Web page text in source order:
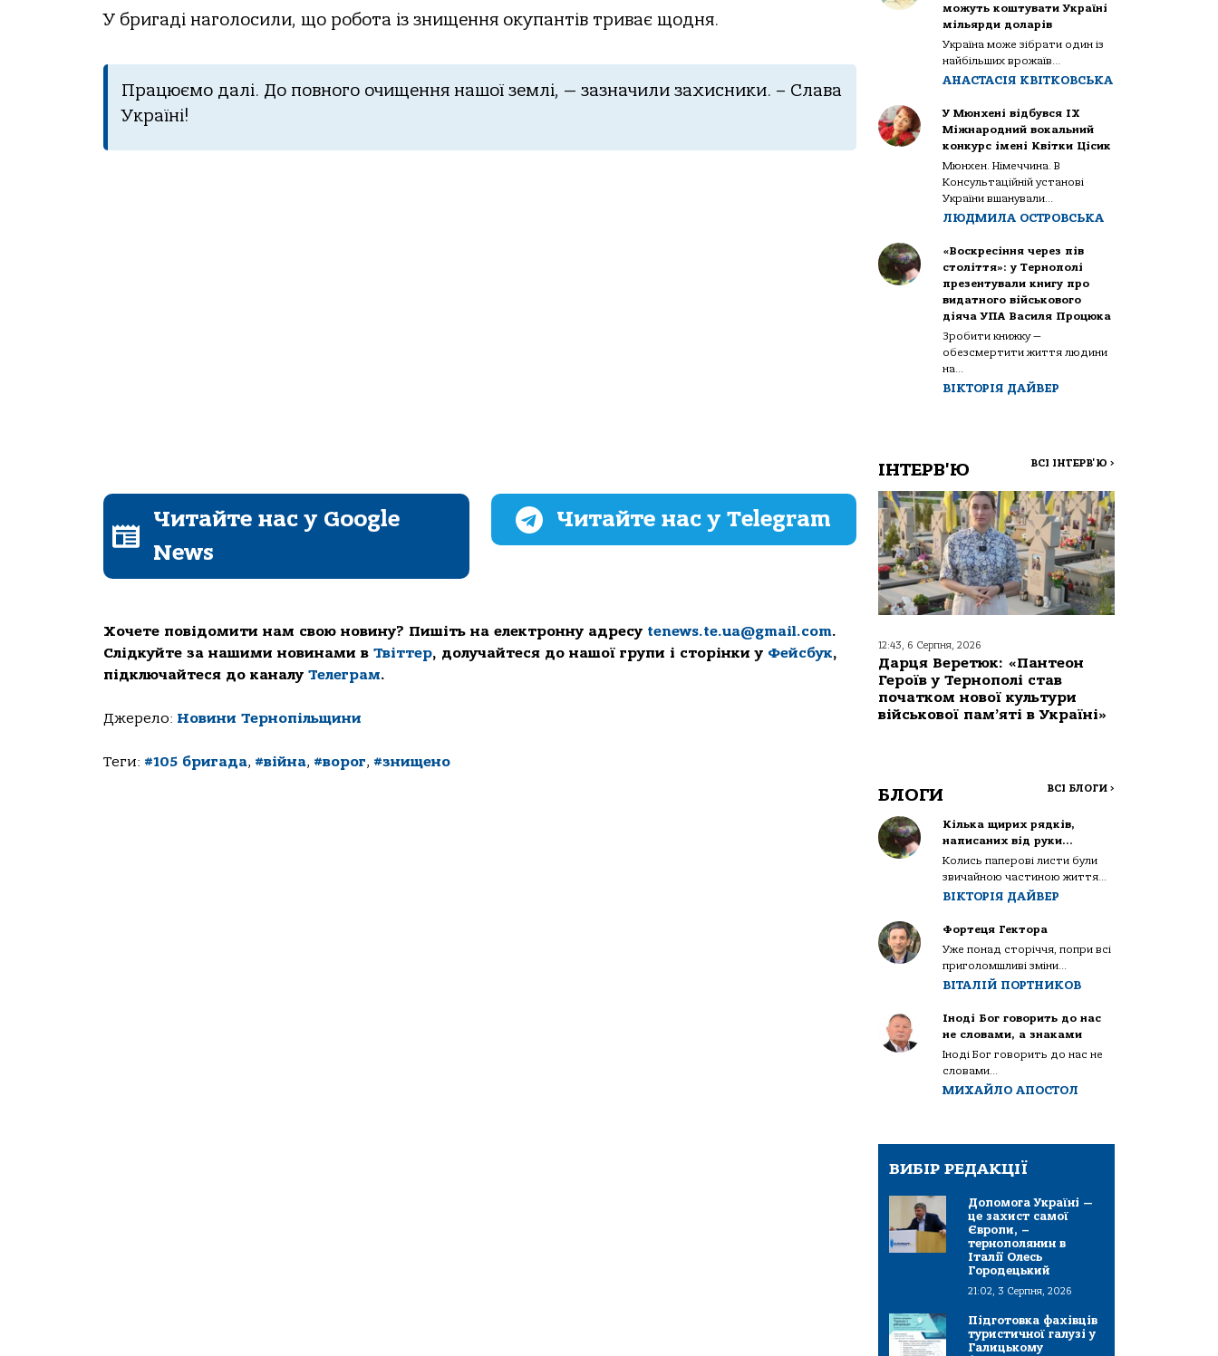
У бригаді наголосили, що робота із знищення окупантів триває щодня.
Працюємо далі. До повного очищення нашої землі, — зазначили захисники. – Слава
Україні!
Читайте нас у Google
News
Читайте нас у Telegram
Хочете повідомити нам свою новину? Пишіть на електронну адресу tenews.te.ua@gmail.com.
Слідкуйте за нашими новинами в Твіттер, долучайтеся до нашої групи і сторінки у Фейсбук,
підключайтеся до каналу Телеграм.
Джерело: Новини Тернопільщини
Теги: #105 бригада, #війна, #ворог, #знищено
можуть коштувати Україні
мільярди доларів
Україна може зібрати один із
найбільших врожаїв...
АНАСТАСІЯ КВІТКОВСЬКА
У Мюнхені відбувся IX
Міжнародний вокальний
конкурс імені Квітки Цісик
Мюнхен. Німеччина. В
Консультаційній установі
України вшанували...
ЛЮДМИЛА ОСТРОВСЬКА
«Воскресіння через пів
століття»: у Тернополі
презентували книгу про
видатного військового
діяча УПА Василя Процюка
Зробити книжку —
обезсмертити життя людини
на...
ВІКТОРІЯ ДАЙВЕР
ІНТЕРВ'Ю ВСІ ІНТЕРВ'Ю >
12:43, 6 Серпня, 2026
Дарця Веретюк: «Пантеон
Героїв у Тернополі став
початком нової культури
військової пам’яті в Україні»
БЛОГИ ВСІ БЛОГИ >
Кілька щирих рядків,
написаних від руки…
Колись паперові листи були
звичайною частиною життя...
ВІКТОРІЯ ДАЙВЕР
Фортеця Гектора
Уже понад сторіччя, попри всі
приголомшливі зміни...
ВІТАЛІЙ ПОРТНИКОВ
Іноді Бог говорить до нас
не словами, а знаками
Іноді Бог говорить до нас не
словами...
МИХАЙЛО АПОСТОЛ
ВИБІР РЕДАКЦІЇ
Допомога Україні —
це захист самої
Європи, –
тернополянин в
Італії Олесь
Городецький
21:02, 3 Серпня, 2026
Підготовка фахівців
туристичної галузі у
Галицькому